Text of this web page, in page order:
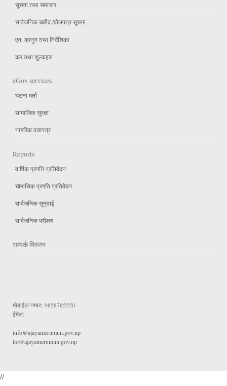
सूचना तथा समाचार
सार्वजनिक खरीद /बोलपत्र सूचना
एन, कानुन तथा निर्देशिका
कर तथा शुल्कहरु
eGov services
घटना दर्ता
सामाजिक सुरक्षा
नागरिक वडापत्र
Reports
वार्षिक प्रगति प्रतिवेदन
चौमासिक प्रगति प्रतिवेदन
सार्वजनिक सुनुवाई
सार्वजनिक परीक्षण
सम्पर्क विवरण
मोवाईल नम्बरः 9858785550
ईमेल:
info@ajayamerumun.gov.np
ito@ajayamerumun.gov.np
//